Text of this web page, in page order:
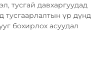
тусгай давхаргуудад
тусгаарлалтын үр дүнд
бохирлох асуудал